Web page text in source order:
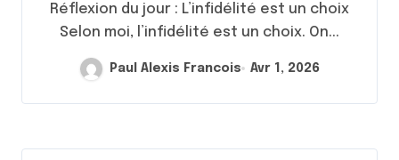
Réflexion du jour : L’infidélité est un choix
Selon moi, l’infidélité est un choix. On...
Paul Alexis Francois Avr 1, 2026